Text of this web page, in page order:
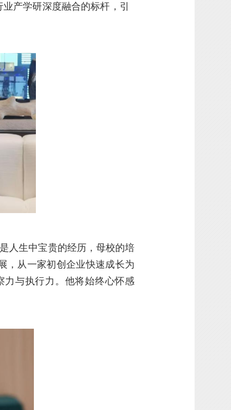
产学研深度融合的标杆，引
人生中宝贵的经历，母校的培
，从一家初创企业快速成长为
力与执行力。他将始终心怀感